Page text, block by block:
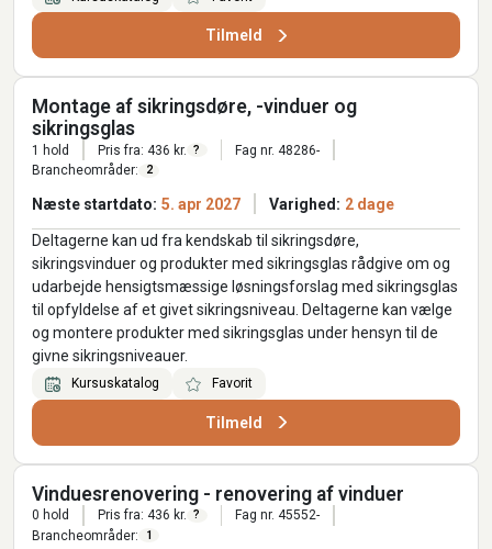
Tilmeld
Montage af sikringsdøre, -vinduer og
sikringsglas
1 hold Pris fra: 436 kr. ?
Fag nr. 48286-
Brancheområder:
2
Næste startdato: 5. apr 2027 Varighed: 2 dage
Deltagerne kan ud fra kendskab til sikringsdøre,
sikringsvinduer og produkter med sikringsglas rådgive om og
udarbejde hensigtsmæssige løsningsforslag med sikringsglas
til opfyldelse af et givet sikringsniveau. Deltagerne kan vælge
og montere produkter med sikringsglas under hensyn til de
givne sikringsniveauer.
Kursuskatalog Favorit
Tilmeld
Vinduesrenovering - renovering af vinduer
0 hold Pris fra: 436 kr. ?
Fag nr. 45552-
Brancheområder:
1